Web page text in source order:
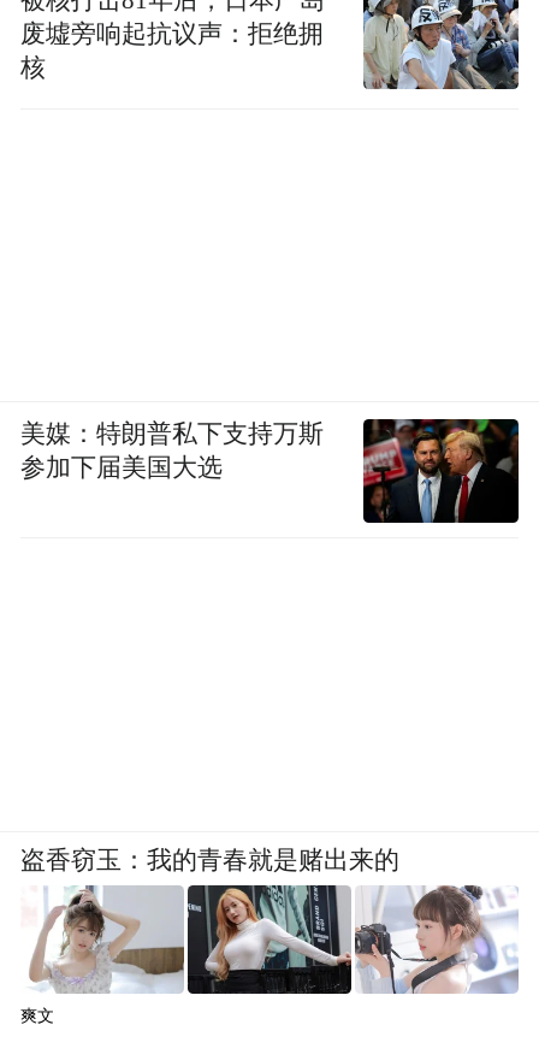
废墟旁响起抗议声：拒绝拥
核
美媒：特朗普私下支持万斯
参加下届美国大选
盗香窃玉：我的青春就是赌出来的
爽文